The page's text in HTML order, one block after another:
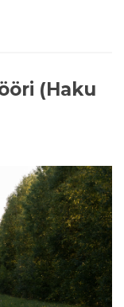
(Haku